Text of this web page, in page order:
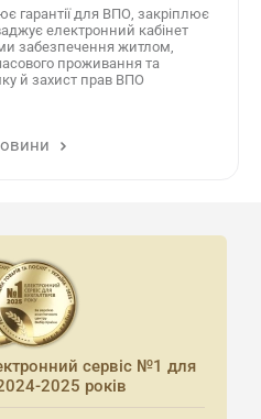
гарантії для ВПО, закріплює
електронний кабінет
забезпечення житлом,
проживання та
й захист прав ВПО
сервіс №1 для
2025 років